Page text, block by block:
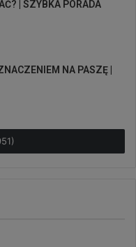
| SZYBKA PORADA
NA PASZĘ |